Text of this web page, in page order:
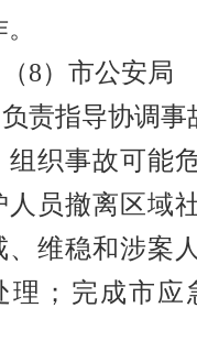
（8）市公安局
负责指导协调事
组织事故可能
人员撤离区域
、维稳和涉案
理；完成市应